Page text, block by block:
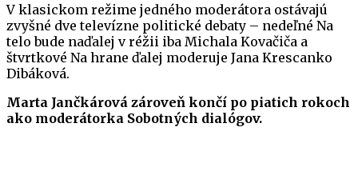
V klasickom režime jedného moderátora ostávajú
zvyšné dve televízne politické debaty – nedeľné Na
telo bude naďalej v réžii iba Michala Kovačiča a
štvrtkové Na hrane ďalej moderuje Jana Krescanko
Dibáková.
Marta Jančkárová zároveň končí po piatich rokoch
ako moderátorka Sobotných dialógov.